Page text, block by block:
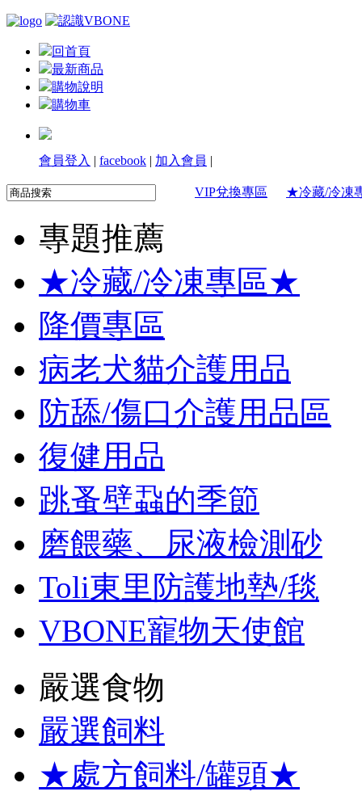
回首頁
最新商品
購物說明
購物車
會員登入 | facebook | 加入會員 |
VIP兌換專區 ★冷藏/冷凍
專題推薦
★冷藏/冷凍專區★
降價專區
病老犬貓介護用品
防舔/傷口介護用品區
復健用品
跳蚤壁蝨的季節
磨餵藥、尿液檢測砂
Toli東里防護地墊/毯
VBONE寵物天使館
嚴選食物
嚴選飼料
★處方飼料/罐頭★